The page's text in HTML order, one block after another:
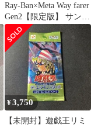
Ray-Ban×Meta Way farer
Gen2【限定版】 サング
ラス
¥3,750
【未開封】遊戯王リミ